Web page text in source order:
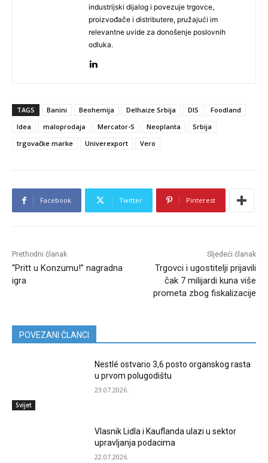
industrijski dijalog i povezuje trgovce,
proizvođače i distributere, pružajući im
relevantne uvide za donošenje poslovnih
odluka.
TAGS Banini Beohemija Delhaize Srbija DIS
Foodland
Idea
maloprodaja Mercator-S Neoplanta
Srbija
trgovačke marke
Univerexport Vero
Facebook Twitter Pinterest
Prethodni članak
“Pritt u Konzumu!” nagradna
igra
Sljedeći članak
Trgovci i ugostitelji prijavili
čak 7 milijardi kuna više
prometa zbog fiskalizacije
POVEZANI ČLANCI
Svijet
Nestlé ostvario 3,6 posto organskog rasta
u prvom polugodištu
23.07.2026.
Vlasnik Lidla i Kauflanda ulazi u sektor
upravljanja podacima
22.07.2026.